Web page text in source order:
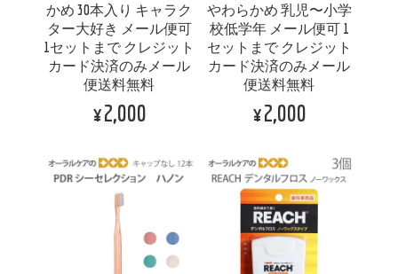
かめ 30本入り キャラク
ター大好き メール便可
1セットまで クレジット
カード決済のみメール
便送料無料
¥2,000
やわらかめ 乳児〜小学
校低学年 メール便可 1
セットまで クレジット
カード決済のみメール
便送料無料
¥2,000